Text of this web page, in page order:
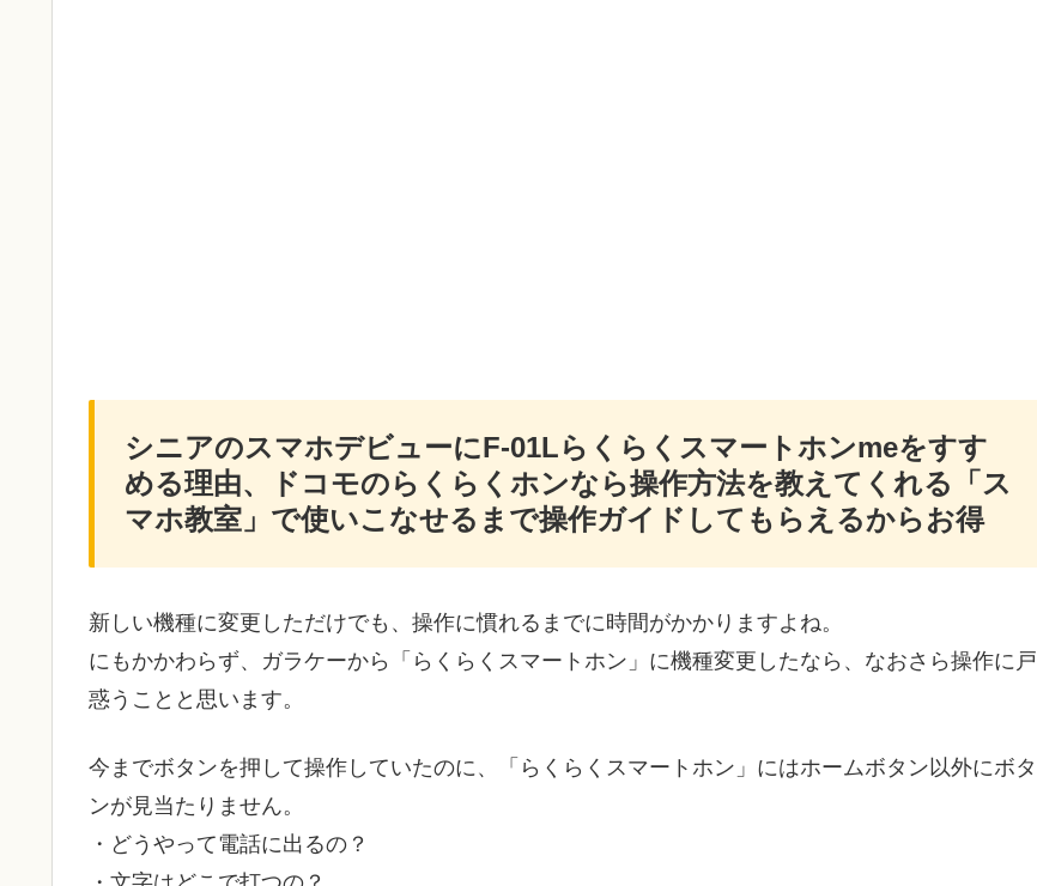
シニアのスマホデビューにF-01Lらくらくスマートホンmeをすす
める理由、ドコモのらくらくホンなら操作方法を教えてくれる「ス
マホ教室」で使いこなせるまで操作ガイドしてもらえるからお得
新しい機種に変更しただけでも、操作に慣れるまでに時間がかかりますよね。
にもかかわらず、ガラケーから「らくらくスマートホン」に機種変更したなら、なおさら操作に戸
惑うことと思います。
今までボタンを押して操作していたのに、「らくらくスマートホン」にはホームボタン以外にボタ
ンが見当たりません。
・どうやって電話に出るの？